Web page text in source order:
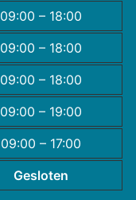
09:00 – 18:00
09:00 – 18:00
09:00 – 18:00
09:00 – 19:00
09:00 – 17:00
Gesloten